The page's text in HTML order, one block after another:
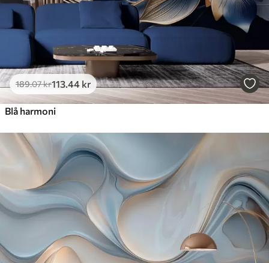
189.07kr113 .44 kr
Blå harmoni